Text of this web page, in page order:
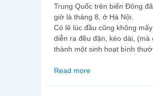
Trung Quốc trên biển Đông
giờ là tháng 8, ở Hà Nội.
Có lẽ lúc đầu cũng không
diễn ra đều đặn, kéo dài,
thành một sinh hoạt bình
Read more